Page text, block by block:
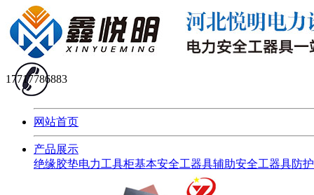
17717786883
网站首页
产品展示
绝缘胶垫电力工具柜基本安全工器具辅助安全工器具防